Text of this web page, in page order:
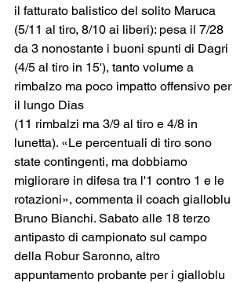
il fatturato balistico del solito Maruca
(5/11 al tiro, 8/10 ai liberi): pesa il 7/28
da 3 nonostante i buoni spunti di Dagri
(4/5 al tiro in 15'), tanto volume a
rimbalzo ma poco impatto offensivo per
il lungo Dias
(11 rimbalzi ma 3/9 al tiro e 4/8 in
lunetta). «Le percentuali di tiro sono
state contingenti, ma dobbiamo
migliorare in difesa tra l'1 contro 1 e le
rotazioni», commenta il coach gialloblu
Bruno Bianchi. Sabato alle 18 terzo
antipasto di campionato sul campo
della Robur Saronno, altro
appuntamento probante per i gialloblu